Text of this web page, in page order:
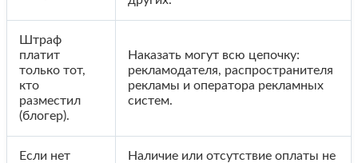
Штраф
платит
только тот,
кто
разместил
(блогер).
Наказать могут всю цепочку:
рекламодателя, распространителя
рекламы и оператора рекламных
систем.
Если нет
Наличие или отсутствие оплаты не